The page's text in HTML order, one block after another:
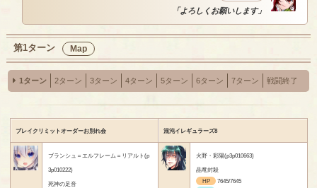
「よろしくお願いします」
第1ターン Map
1ターン 2ターン 3ターン 4ターン 5ターン 6ターン 7ターン 戦闘終了
ブレイクリミットオーダーお別れ会 混沌イレギュラーズ8
ブランシュ＝エルフレーム＝リアルト(p
3p010222)
死神の足音
火野・彩陽(p3p010663)
晶竜封殺
HP
7645/7645